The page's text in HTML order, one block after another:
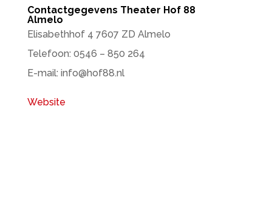
Contactgegevens Theater Hof 88
Almelo
Elisabethhof 4 7607 ZD Almelo
Telefoon: 0546 – 850 264
E-mail: info@hof88.nl
Website